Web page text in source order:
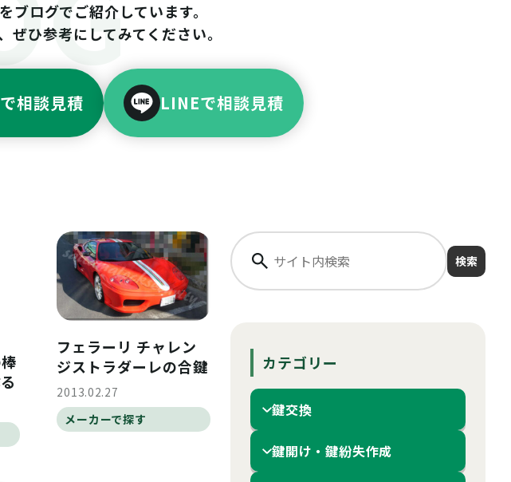
ログでご紹介しています。
ひ参考にしてみてください。
相談見積 LINEで相談見積
フェラーリ チャレン
ジストラダーレの合鍵
2013.02.27
メーカーで探す
検索
カテゴリー
鍵交換
鍵開け・鍵紛失作成